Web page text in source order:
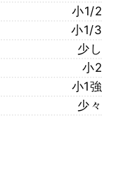
小1/2
小1/3
少し
小2
小1強
少々